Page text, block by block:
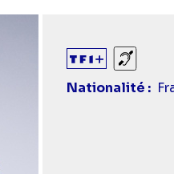
Sourds
Nationalité